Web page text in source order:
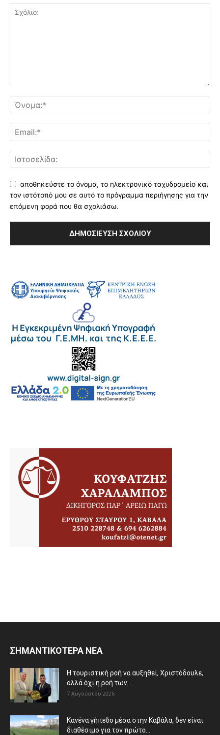
αποθηκεύστε το όνομα, το ηλεκτρονικό ταχυδρομείο και
τον ιστότοπό μου σε αυτό το πρόγραμμα περιήγησης για την
επόμενη φορά που θα σχολιάσω.
ΣΗΜΑΝΤΙΚΟΤΕΡΑ ΝΕΑ
Η τουριστική ροή να αυξηθεί, Χριστόδουλε,
αλλά όχι η ροή των...
7 Αυγούστου 2026
Κανένα γήπεδο μέσα στην Καβάλα, δεν είναι
διαθέσιμο για τον πρώτο...